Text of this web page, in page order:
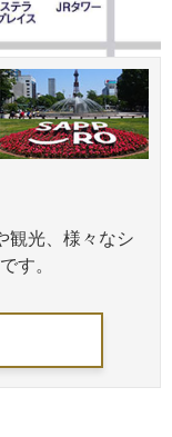
観光、様々なシ
す。